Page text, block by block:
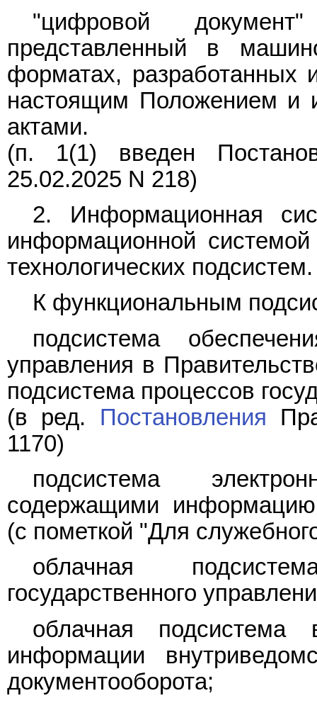
"цифровой
представленный в
форматах, разработанных
настоящим Положением и
актами.
(п. 1(1) введен
25.02.2025 N 218)
2. Информационная
информационной
технологических подсистем.
К функциональным
подсистема
управления в
подсистема процессов
(в ред. Постановления
1170)
подсистема
содержащими информацию
(с пометкой "Для
облачная
государственного
облачная подсистема
информации
документооборота;